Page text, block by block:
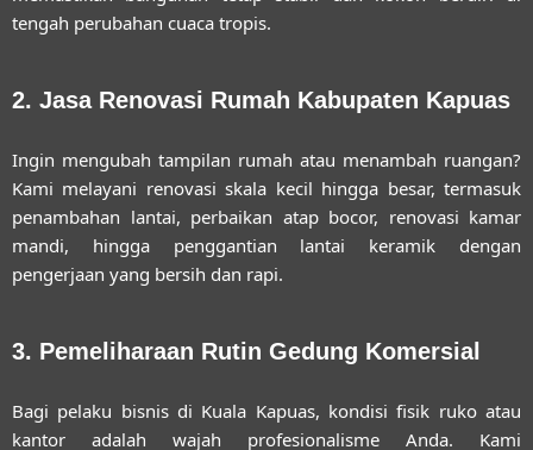
tengah perubahan cuaca tropis.
2. Jasa Renovasi Rumah Kabupaten Kapuas
Ingin mengubah tampilan rumah atau menambah ruangan?
Kami melayani renovasi skala kecil hingga besar, termasuk
penambahan lantai, perbaikan atap bocor, renovasi kamar
mandi, hingga penggantian lantai keramik dengan
pengerjaan yang bersih dan rapi.
3. Pemeliharaan Rutin Gedung Komersial
Bagi pelaku bisnis di Kuala Kapuas, kondisi fisik ruko atau
kantor adalah wajah profesionalisme Anda. Kami